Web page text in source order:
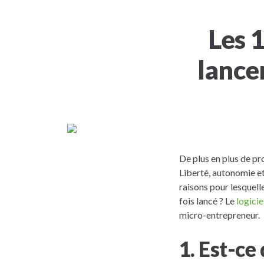
Les
De plus en plus de
Liberté, autonomie
raisons pour
fois lancé ? Le
micro-entrepreneur.
1. Est-